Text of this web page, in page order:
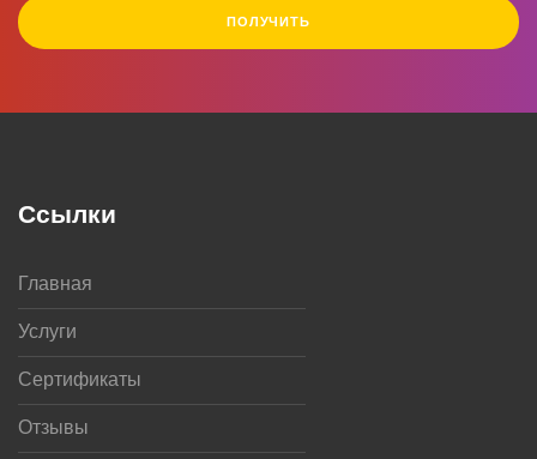
ПОЛУЧИТЬ
Ссылки
Главная
Услуги
Сертификаты
Отзывы